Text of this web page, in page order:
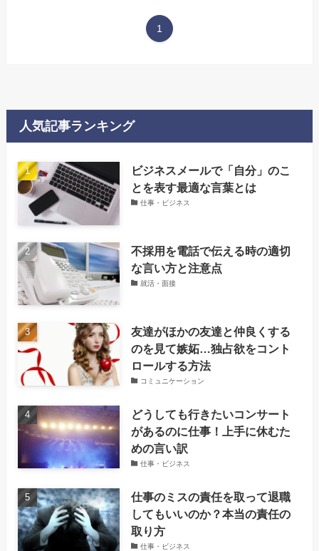
1
人気記事ランキング
‌ビジネスメールで「自分」のこ
とを表す最適な言葉とは
仕事・ビジネス
不採用を電話で伝える時の適切
な言い方と注意点
就活・面接
友達がほかの友達と仲良くする
のを見て嫉妬…独占欲をコント
ロールする方法
コミュニケーション
どうしても行きたいコンサート
があるのに仕事！上手に休むた
めの言い訳
仕事・ビジネス
仕事のミスの責任を取って退職
してもいいのか？本当の責任の
取り方
仕事・ビジネス